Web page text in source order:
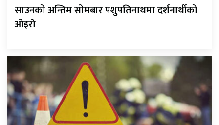
साउनको अन्तिम सोमबार पशुपतिनाथमा दर्शनार्थीको
ओइरो